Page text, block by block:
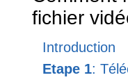
fichier
Introduction
Etape 1: